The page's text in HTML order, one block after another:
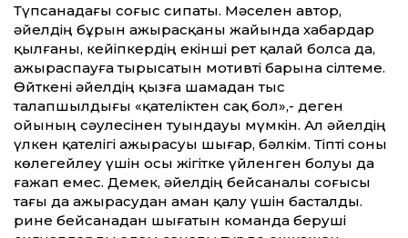
Түпсанадағы соғыс сипаты. Мәселен автор,
әйелдің бұрын ажырасқаны жайында хабардар
қылғаны, кейіпкердің екінші рет қалай болса да,
ажыраспауға тырысатын мотивті барына сілтеме.
Өйткені әйелдің қызға шамадан тыс
талапшылдығы «қателіктен сақ бол»,- деген
ойының сәулесінен туындауы мүмкін. Ал әйелдің
үлкен қателігі ажырасуы шығар, бәлкім. Тіпті соны
көлегейлеу үшін осы жігітке үйленген болуы да
ғажап емес. Демек, әйелдің бейсаналы соғысы
тағы да ажырасудан аман қалу үшін басталды.
Әрине бейсанадан шығатын команда беруші